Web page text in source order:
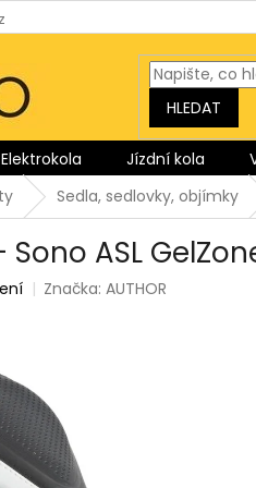
HLEDAT
Elektrokola Jízdní kola
Sedla, sedlovky, objímky
Sono ASL
Značka:AUTHOR